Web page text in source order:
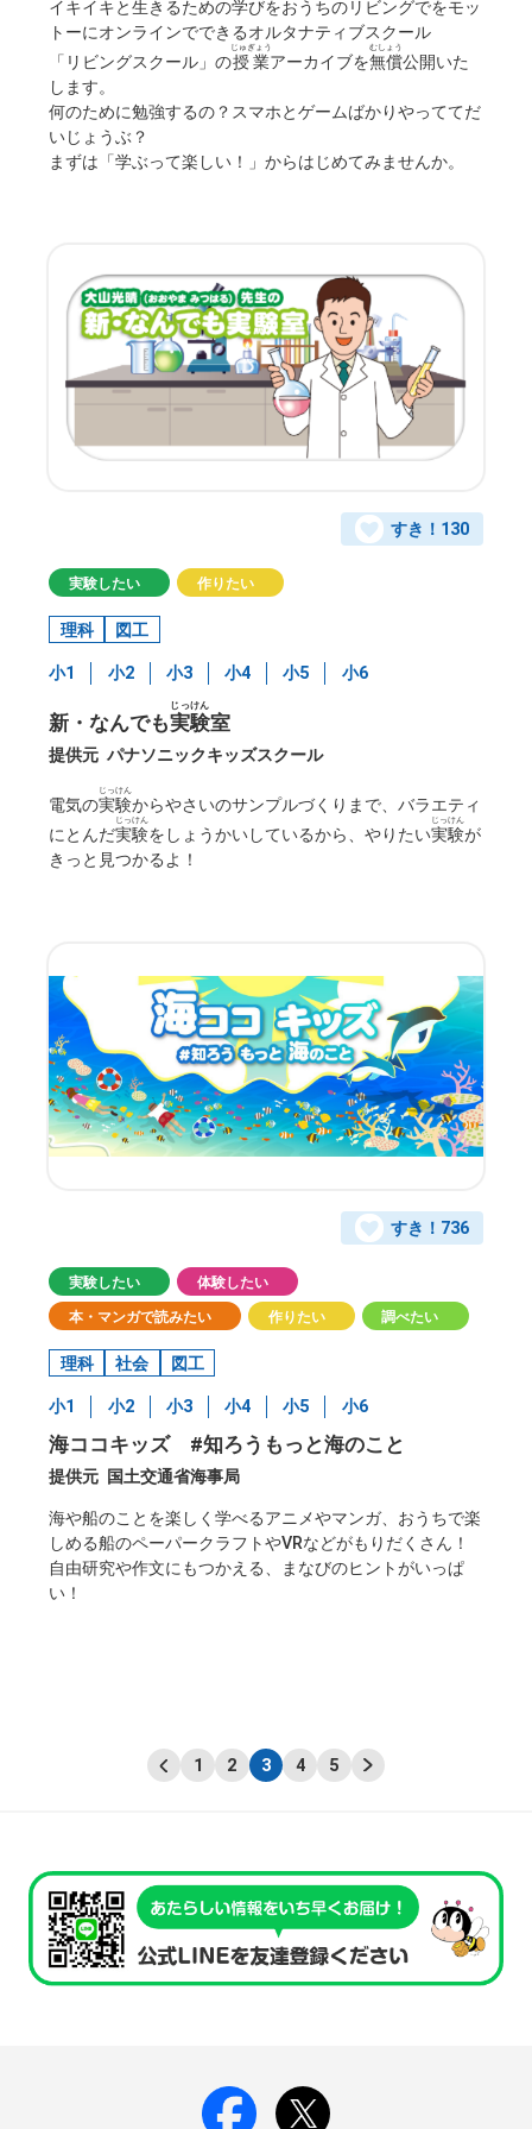
イキイキと生きるための学びをおうちのリビングでをモッ
トーにオンラインでできるオルタナティブスクール
「リビングスクール」の授業
じゅぎょう
アーカイブを無償
むしょう
公開いた
します。
何のために勉強するの？スマホとゲームばかりやっててだ
いじょうぶ？
まずは「学ぶって楽しい！」からはじめてみませんか。
すき！ 130
実験したい 作りたい
理科 図工
小1 小2 小3 小4 小5 小6
新・なんでも実験
じっけん
室
提供元 パナソニックキッズスクール
電気の実験
じっけん
からやさいのサンプルづくりまで、バラエティ
にとんだ実験
じっけん
をしょうかいしているから、やりたい実験
じっけん
が
きっと見つかるよ！
すき！ 736
実験したい 体験したい
本・マンガで読みたい 作りたい 調べたい
理科 社会 図工
小1 小2 小3 小4 小5 小6
海ココキッズ #知ろうもっと海のこと
提供元 国土交通省海事局
海や船のことを楽しく学べるアニメやマンガ、おうちで楽
しめる船のペーパークラフトやVRなどがもりだくさん！
自由研究や作文にもつかえる、まなびのヒントがいっぱ
い！
1 2 3 4 5